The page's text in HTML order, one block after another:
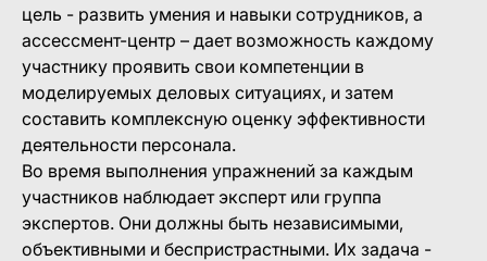
цель - развить умения и навыки сотрудников, а
ассессмент-центр – дает возможность каждому
участнику проявить свои компетенции в
моделируемых деловых ситуациях, и затем
составить комплексную оценку эффективности
деятельности персонала.
Во время выполнения упражнений за каждым
участников наблюдает эксперт или группа
экспертов. Они должны быть независимыми,
объективными и беспристрастными. Их задача -